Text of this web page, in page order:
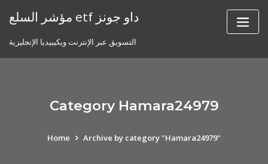
مؤشر السلع etf داو جونز
التسويق عبر الإنترنت ويكيبيديا الإنجليزية
Category Hamara24979
Home Archive by category "Hamara24979"